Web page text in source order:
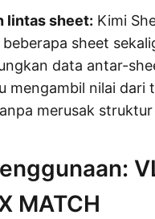
lintas sheet: Kimi
sheet
data antar-
mengambil nilai dari
merusak
MATCH